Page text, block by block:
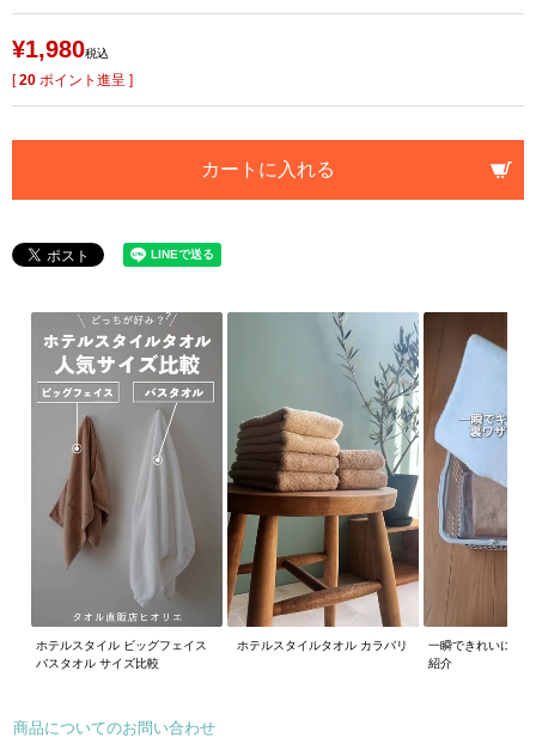
¥1,980税込
[20 ポイント進呈 ]
カートに入れる
ホテルスタイル ビッグフェイス
バスタオル サイズ比較
ホテルスタイルタオル カラバリ
一瞬できれいに畳
紹介
商品についてのお問い合わせ